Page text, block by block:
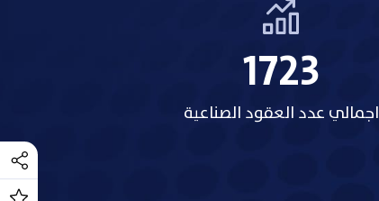
2154
اجمالي عدد العقود الصناعية